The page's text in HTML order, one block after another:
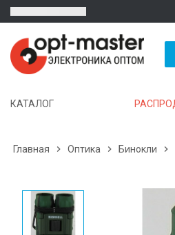
КАТАЛОГ
Главная  Оптика  Бинокли 